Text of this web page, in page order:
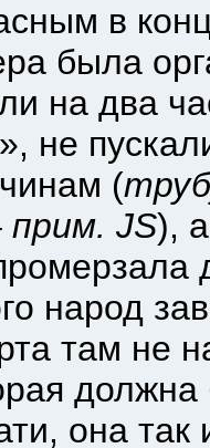
в
была
на два
не
(
прим. JS),
народ
там не
она